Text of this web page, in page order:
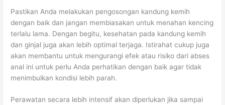
Pastikan Anda melakukan pengosongan kandung kemih
dengan baik dan jangan membiasakan untuk menahan kencing
terlalu lama. Dengan begitu, kesehatan pada kandung kemih
dan ginjal juga akan lebih optimal terjaga. Istirahat cukup juga
akan membantu untuk mengurangi efek atau risiko dari abses
anal ini untuk perlu Anda perhatikan dengan baik agar tidak
menimbulkan kondisi lebih parah.
Perawatan secara lebih intensif akan diperlukan jika sampai
k
n
T
u
u
e
g
a
t
r